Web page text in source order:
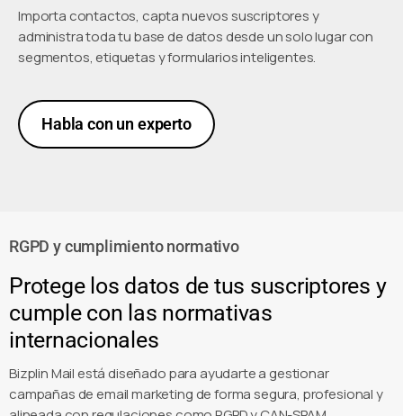
Importa contactos, capta nuevos suscriptores y
administra toda tu base de datos desde un solo lugar con
segmentos, etiquetas y formularios inteligentes.
Habla con un experto
RGPD y cumplimiento normativo
Protege los datos de tus suscriptores y
cumple con las normativas
internacionales
Bizplin Mail está diseñado para ayudarte a gestionar
campañas de email marketing de forma segura, profesional y